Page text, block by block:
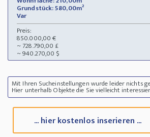
Grundstück: 580,00m²
Var
Preis:
850.000,00 €
~ 728.790,00 £
~ 940.270,00 $
Mit Ihren Sucheinstellungen wurde leider nichts
Hier unterhalb Objekte die Sie vielleicht
... hier kostenlos inserieren ...